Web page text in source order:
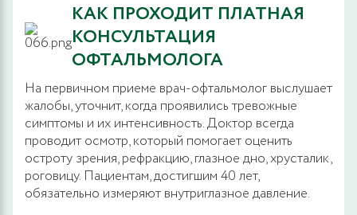
КАК ПРОХОДИТ ПЛАТНАЯ
КОНСУЛЬТАЦИЯ
ОФТАЛЬМОЛОГА
На первичном приеме врач-офтальмолог выслушает
жалобы, уточнит, когда проявились тревожные
симптомы и их интенсивность. Доктор всегда
проводит осмотр, который помогает оценить
остроту зрения, рефракцию, глазное дно, хрусталик,
роговицу. Пациентам, достигшим 40 лет,
обязательно измеряют внутриглазное давление.